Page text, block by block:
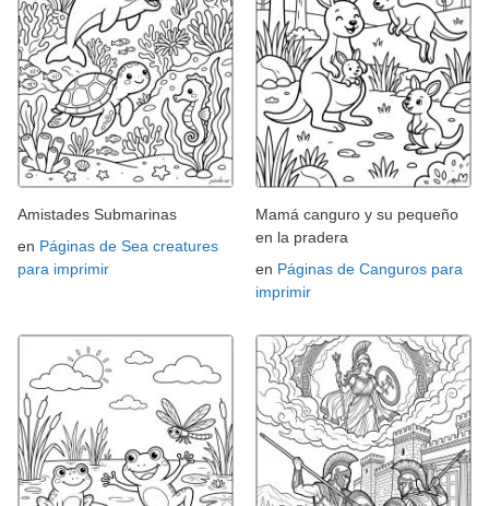
Amistades Submarinas
en Páginas de Sea creatures
para imprimir
Mamá canguro y su pequeño
en la pradera
en Páginas de Canguros para
imprimir